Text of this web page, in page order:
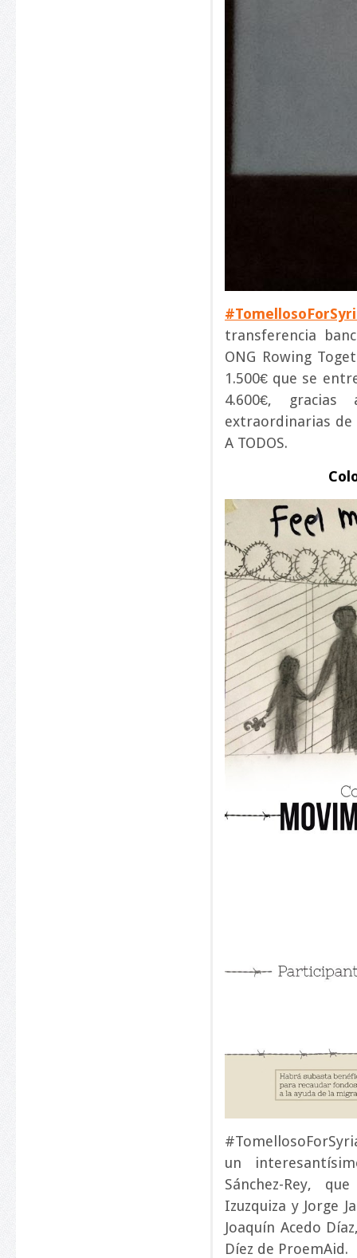
#
transferencia
ONG Rowing
1.500€ que se
4.600€, gracias
extraordinarias de
A TODOS.
un
Sánchez-Rey,
Izuzquiza y Jorge
Joaquín Acedo
Díez de ProemAid.